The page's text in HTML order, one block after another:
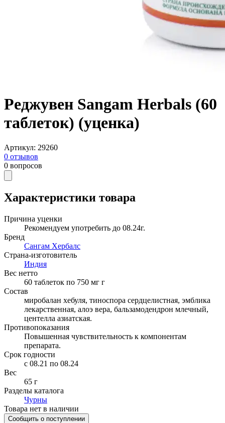
Реджувен Sangam Herbals (60
таблеток) (уценка)
Артикул: 29260
0 отзывов
0 вопросов
Характеристики товара
Причина уценки
Рекомендуем употребить до 08.24г.
Бренд
Сангам Хербалс
Страна-изготовитель
Индия
Вес нетто
60 таблеток по 750 мг г
Состав
миробалан хебуля, тиноспора сердцелистная, эмблика
лекарственная, алоэ вера, бальзамодендрон млечный,
центелла азиатская.
Противопоказания
Повышенная чувствительность к компонентам
препарата.
Срок годности
c 08.21 по 08.24
Вес
65 г
Разделы каталога
Чурны
Товара нет в наличии
Сообщить о поступлении